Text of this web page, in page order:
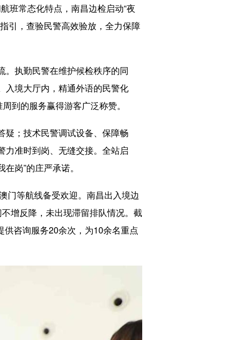
班常态化特点，南昌边检启动“夜
引，查验民警高效验放，全力保障
执勤民警在维护候检秩序的同
入境大厅内，精通外语的民警化
到的服务赢得游客广泛称赞。
；技术民警调试设备、保障畅
力准时到岗、无缝交接。全站启
岗”的庄严承诺。
等航线备受欢迎。南昌出入境边
增反降，未出现滞留排队情况。截
咨询服务20余次，为10余名重点